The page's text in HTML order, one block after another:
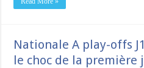
Nationale A play-offs
le choc de la première